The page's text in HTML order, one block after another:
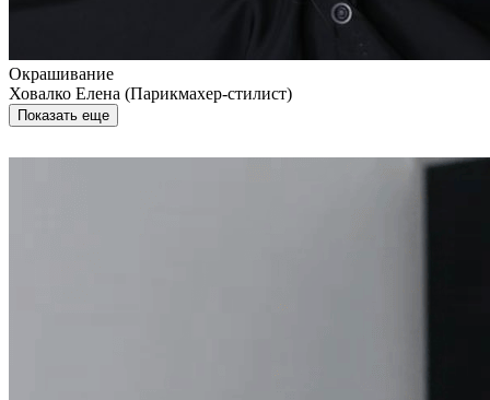
Окрашивание
Ховалко Елена (Парикмахер-стилист)
Показать еще